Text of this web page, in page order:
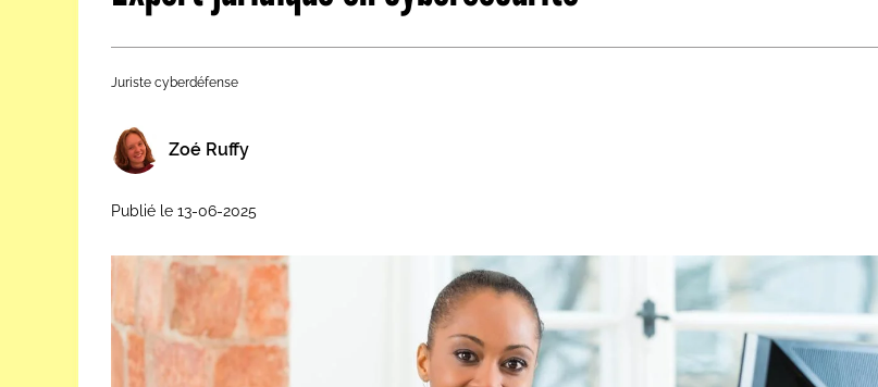
Avec nos focus diplômes
Apprendre autrement
Avec nos focus métiers
Juriste cyberdéfense
Zoé Ruffy
Publié le 13-06-2025